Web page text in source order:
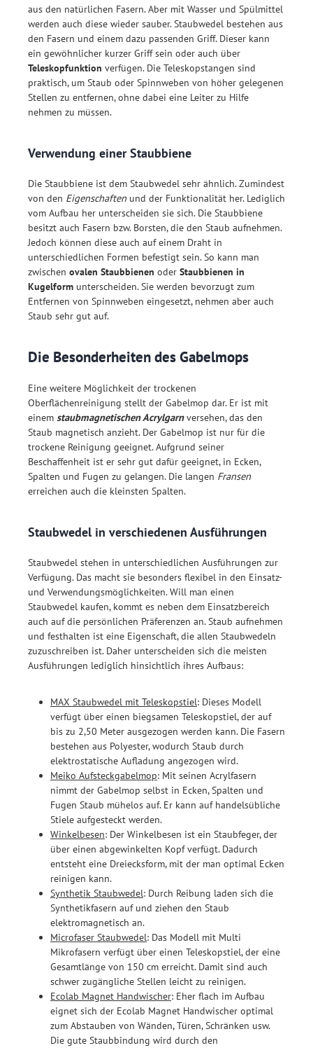
aus den natürlichen Fasern. Aber mit Wasser und Spülmittel
werden auch diese wieder sauber. Staubwedel bestehen aus
den Fasern und einem dazu passenden Griff. Dieser kann
ein gewöhnlicher kurzer Griff sein oder auch über
Teleskopfunktion verfügen. Die Teleskopstangen sind
praktisch, um Staub oder Spinnweben von höher gelegenen
Stellen zu entfernen, ohne dabei eine Leiter zu Hilfe
nehmen zu müssen.
Verwendung einer Staubbiene
Die Staubbiene ist dem Staubwedel sehr ähnlich. Zumindest
von den Eigenschaftenund der Funktionalität her. Lediglich
vom Aufbau her unterscheiden sie sich. Die Staubbiene
besitzt auch Fasern bzw. Borsten, die den Staub aufnehmen.
Jedoch können diese auch auf einem Draht in
unterschiedlichen Formen befestigt sein. So kann man
zwischen ovalen Staubbienen oder Staubbienen in
Kugelform unterscheiden. Sie werden bevorzugt zum
Entfernen von Spinnweben eingesetzt, nehmen aber auch
Staub sehr gut auf.
Die Besonderheiten des Gabelmops
Eine weitere Möglichkeit der trockenen
Oberflächenreinigung stellt der Gabelmop dar. Er ist mit
einem staubmagnetischen Acrylgarnversehen, das den
Staub magnetisch anzieht. Der Gabelmop ist nur für die
trockene Reinigung geeignet. Aufgrund seiner
Beschaffenheit ist er sehr gut dafür geeignet, in Ecken,
Spalten und Fugen zu gelangen. Die langen Fransen
erreichen auch die kleinsten Spalten.
Staubwedel in verschiedenen Ausführungen
Staubwedel stehen in unterschiedlichen Ausführungen zur
Verfügung. Das macht sie besonders flexibel in den Einsatz-
und Verwendungsmöglichkeiten. Will man einen
Staubwedel kaufen, kommt es neben dem Einsatzbereich
auch auf die persönlichen Präferenzen an. Staub aufnehmen
und festhalten ist eine Eigenschaft, die allen Staubwedeln
zuzuschreiben ist. Daher unterscheiden sich die meisten
Ausführungen lediglich hinsichtlich ihres Aufbaus:
MAX Staubwedel mit Teleskopstiel: Dieses Modell
verfügt über einen biegsamen Teleskopstiel, der auf
bis zu 2,50 Meter ausgezogen werden kann. Die Fasern
bestehen aus Polyester, wodurch Staub durch
elektrostatische Aufladung angezogen wird.
Meiko Aufsteckgabelmop: Mit seinen Acrylfasern
nimmt der Gabelmop selbst in Ecken, Spalten und
Fugen Staub mühelos auf. Er kann auf handelsübliche
Stiele aufgesteckt werden.
Winkelbesen: Der Winkelbesen ist ein Staubfeger, der
über einen abgewinkelten Kopf verfügt. Dadurch
entsteht eine Dreiecksform, mit der man optimal Ecken
reinigen kann.
Synthetik Staubwedel: Durch Reibung laden sich die
Synthetikfasern auf und ziehen den Staub
elektromagnetisch an.
Microfaser Staubwedel: Das Modell mit Multi
Mikrofasern verfügt über einen Teleskopstiel, der eine
Gesamtlänge von 150 cm erreicht. Damit sind auch
schwer zugängliche Stellen leicht zu reinigen.
Ecolab Magnet Handwischer: Eher flach im Aufbau
eignet sich der Ecolab Magnet Handwischer optimal
zum Abstauben von Wänden, Türen, Schränken usw.
Die gute Staubbindung wird durch den